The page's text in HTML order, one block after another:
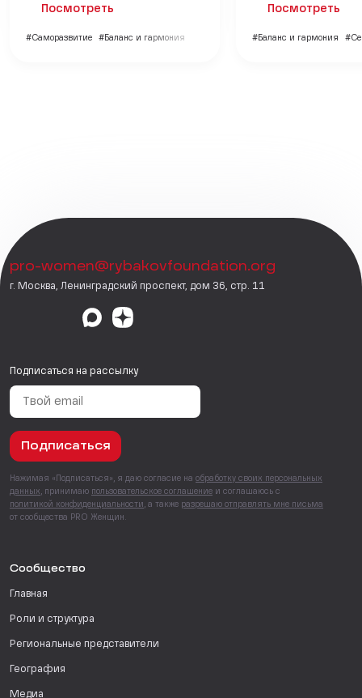
Посмотреть
#Саморазвитие #Баланс и гармония
Посмотреть
#Баланс и гармония
pro-women@rybakovfoundation.org
г. Москва, Ленинградский проспект, дом 36, стр. 11
Подписаться на рассылку
Подписаться
Нажимая «Подписаться», я даю согласие на обработку своих персональных
данных , принимаю пользовательское соглашение и соглашаюсь с
политикой конфиденциальности , а также разрешаю отправлять мне письма
от сообщества PRO Женщин.
Сообщество
Главная
Роли и структура
Региональные представители
География
Медиа